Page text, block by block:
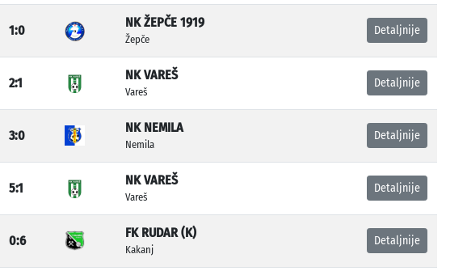
1:0
NK ŽEPČE 1919
Žepče
Detaljnije
2:1
NK VAREŠ
Vareš
Detaljnije
3:0
NK NEMILA
Nemila
Detaljnije
5:1
NK VAREŠ
Vareš
Detaljnije
0:6
FK RUDAR (K)
Kakanj
Detaljnije